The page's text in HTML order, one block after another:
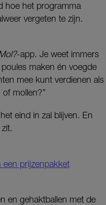
hoe het programma
vergeten te zijn.
-app. Je weet immers
maken én voegde
mee kunt verdienen als
mollen?”
eind in zal blijven. En
prijzenpakket
en gehaktballen met de